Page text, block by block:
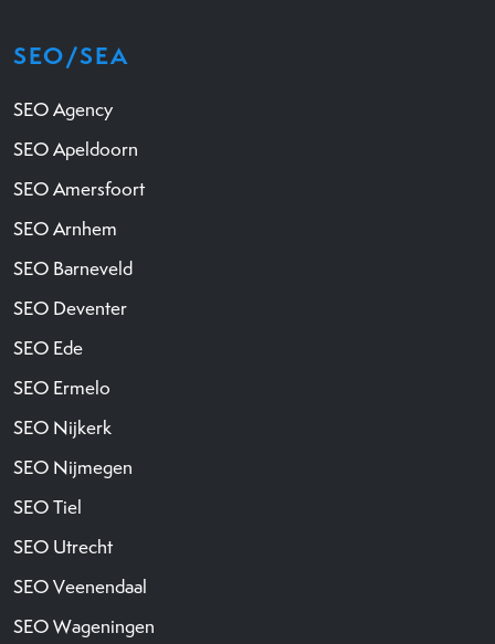
SEO/SEA
SEO Agency
SEO Apeldoorn
SEO Amersfoort
SEO Arnhem
SEO Barneveld
SEO Deventer
SEO Ede
SEO Ermelo
SEO Nijkerk
SEO Nijmegen
SEO Tiel
SEO Utrecht
SEO Veenendaal
SEO Wageningen